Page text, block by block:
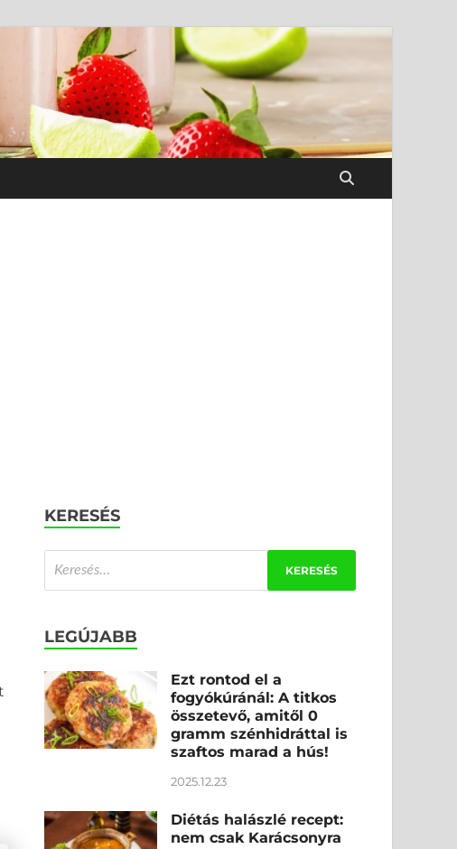
KERESÉS
LEGÚJABB
Ezt rontod el a
fogyókúránál: A titkos
összetevő, amitől 0
gramm szénhidráttal is
szaftos marad a hús!
2025.12.23
Diétás halászlé recept:
nem csak Karácsonyra